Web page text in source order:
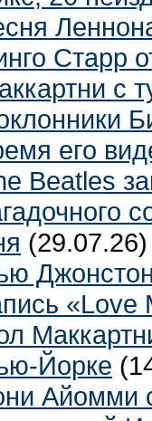
Старр
с
его
Beatles
(29.07.26)
«Love
Йорке
Айомми